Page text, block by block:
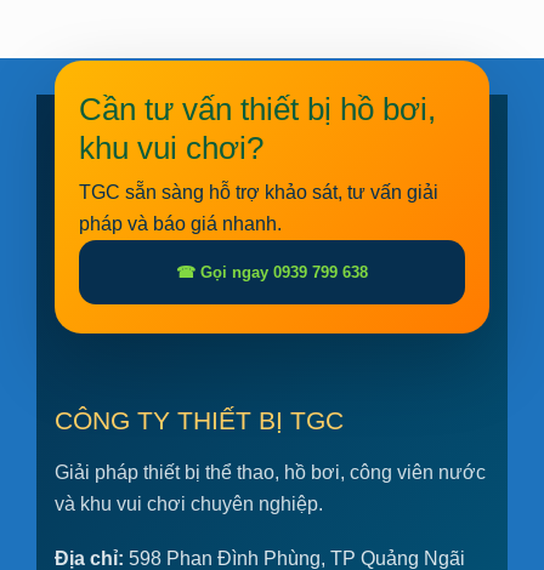
Cần tư vấn thiết bị hồ bơi,
khu vui chơi?
TGC sẵn sàng hỗ trợ khảo sát, tư vấn giải
pháp và báo giá nhanh.
☎ Gọi ngay 0939 799 638
CÔNG TY THIẾT BỊ TGC
Giải pháp thiết bị thể thao, hồ bơi, công viên nước
và khu vui chơi chuyên nghiệp.
Địa chỉ: 598 Phan Đình Phùng, TP Quảng Ngãi